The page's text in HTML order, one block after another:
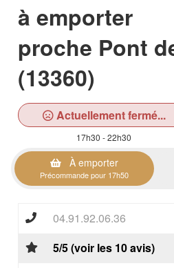
à emporter
proche Pont
(13360)
Actuellement fermé...
17h30 - 22h30
À emporter
Précommande pour 17h50
04.91.92.06.36
5/5 (voir les 10 avis)